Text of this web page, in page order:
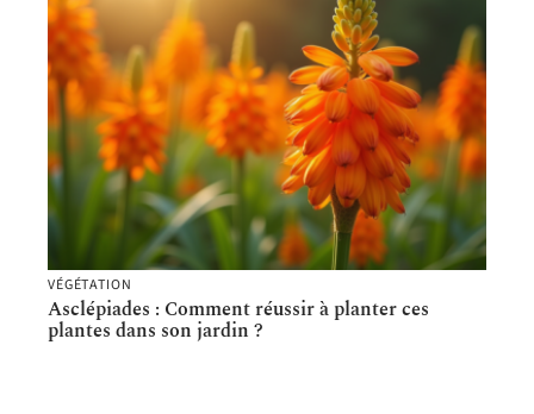
VÉGÉTATION
Asclépiades : Comment réussir à planter ces
plantes dans son jardin ?